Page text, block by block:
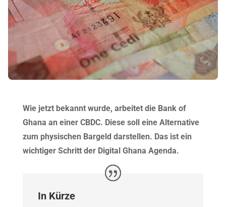
Wie jetzt bekannt wurde, arbeitet die Bank of
Ghana an einer CBDC. Diese soll eine Alternative
zum physischen Bargeld darstellen. Das ist ein
wichtiger Schritt der Digital Ghana Agenda.
In Kürze